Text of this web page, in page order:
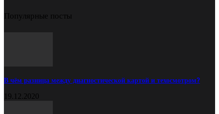
Популярные посты
В чём разница между диагностической картой и техосмотром?
19.12.2020